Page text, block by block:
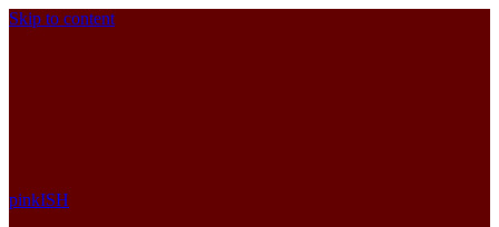
Skip to content
pinkISH